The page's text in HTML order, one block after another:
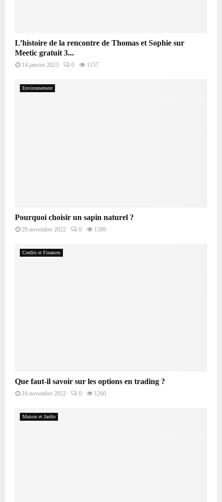
L’histoire de la rencontre de Thomas et Sophie sur
Meetic gratuit 3...
14 janvier 2023 0 1157
Environnement
Pourquoi choisir un sapin naturel ?
29 novembre 2022 0 1389
Credits et Finances
Que faut-il savoir sur les options en trading ?
16 novembre 2022 0 1260
Maison et Jardin